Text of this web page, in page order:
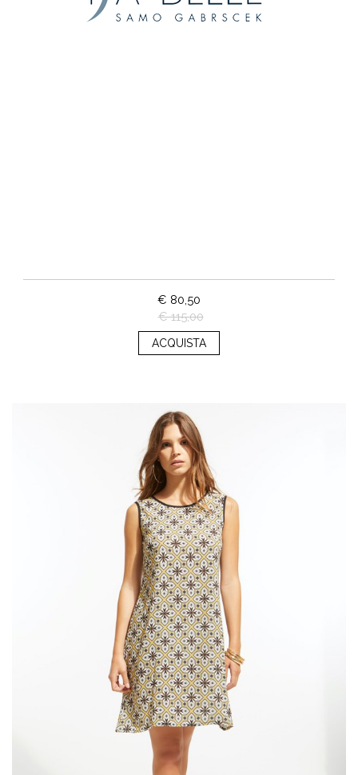
€ 80,50
€ 115,00
ACQUISTA